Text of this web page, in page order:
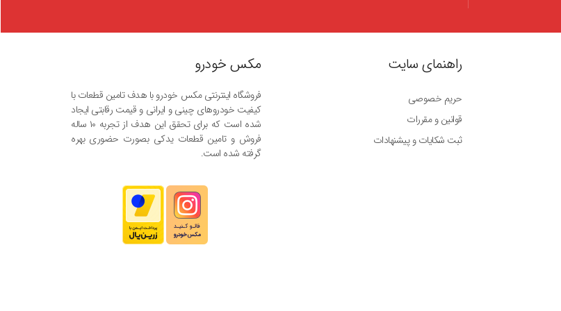
مکس خودرو
فروشگاه اینترنتی مکس خودرو با هدف تامین قطعات با
کیفیت خودروهای چینی و ایرانی و قیمت رقابتی ایجاد
شده است که برای تحقق این هدف از تجربه ۱۰ ساله
فروش و تامین قطعات یدکی بصورت حضوری بهره
گرفته شده است.
راهنمای سایت
حریم خصوصی
قوانین و مقررات
ثبت شکایات و پیشنهادات